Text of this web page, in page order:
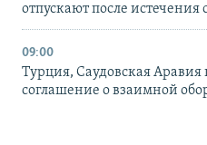
отпускают после истечения
09:00
Турция, Саудовская
соглашение о взаимной